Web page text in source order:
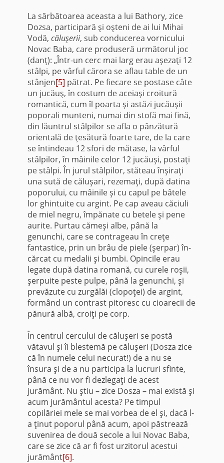
La sărbătoarea aceasta a lui Bathory, zice
Dozsa, participară şi oşteni de ai lui Mihai
Vodă, căluşerii, sub conducerea vornicului
Novac Baba, care produseră următorul joc
(danţ): „Într-un cerc mai larg erau aşezaţi 12
stâlpi, pe vârful cărora se aflau table de un
stânjen[5] pătrat. Pe fiecare se postase câte
un jucăuş, în costum de aceiaşi croitură
roman­tică, cum îl poarta şi astăzi jucăuşii
poporali munteni, numai din stofă mai fină,
din lăuntrul stâlpilor se afla o pânzătură
orientală de ţesătură foarte tare, de la care
se întindeau 12 sfori de mătase, la vârful
stâlpilor, în mâinile celor 12 ju­căuşi, postaţi
pe stâlpi. În jurul stâlpilor, stăteau înşiraţi
una sută de căluşari, rezemaţi, după datina
poporului, cu mâinile şi cu capul pe bâtele
lor ghintuite cu argint. Pe cap aveau căciuli
de miel negru, împănate cu betele şi pene
aurite. Purtau cămeşi albe, până la
genunchi, care se contrageau în creţe
fantastice, prin un brâu de piele (şerpar) în­
cărcat cu medalii şi bumbi. Opincile erau
legate după da­tina romană, cu curele roşii,
şerpuite peste pulpe, până la genunchi, şi
prevăzute cu zurgălăi (clopoţei) de argint,
formând un contrast pitoresc cu cioarecii de
pănură albă, croiţi pe corp.
În centrul cercului de căluşeri se postă
vătavul şi îi blestemă pe căluşeri (Dosza zice
că în numele celui necurat!) de a nu se
însura şi de a nu participa la lucruri sfinte,
până ce nu vor fi dezlegaţi de acest
jurământ. Nu ştiu – zice Dosza – mai există şi
acum jurământul acesta? Pe timpul
copilăriei mele se mai vorbea de el şi, dacă l-
a ţinut popo­rul până acum, apoi păstrează
suvenirea de două secole a lui Novac Baba,
care se zice că ar fi fost urzitorul acestui
jurământ[6].